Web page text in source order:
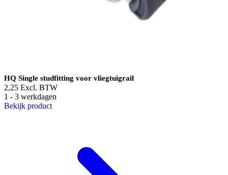
HQ Single studfitting voor vliegtuigrail
2,25 Excl. BTW
1 - 3 werkdagen
Bekijk product